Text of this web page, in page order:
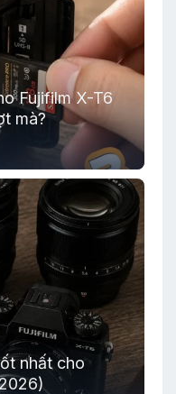
Fujifilm X-T6
mà?
nhất cho